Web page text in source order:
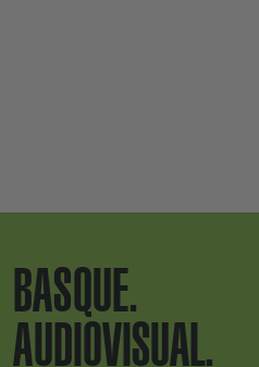
BASQUE.
AUDIOVISUAL.